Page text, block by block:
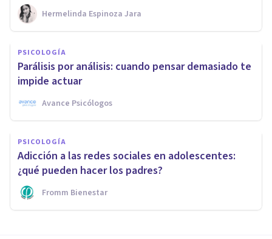
Hermelinda Espinoza Jara
PSICOLOGÍA
Parálisis por análisis: cuando pensar demasiado te
impide actuar
Avance Psicólogos
PSICOLOGÍA
Adicción a las redes sociales en adolescentes:
¿qué pueden hacer los padres?
Fromm Bienestar